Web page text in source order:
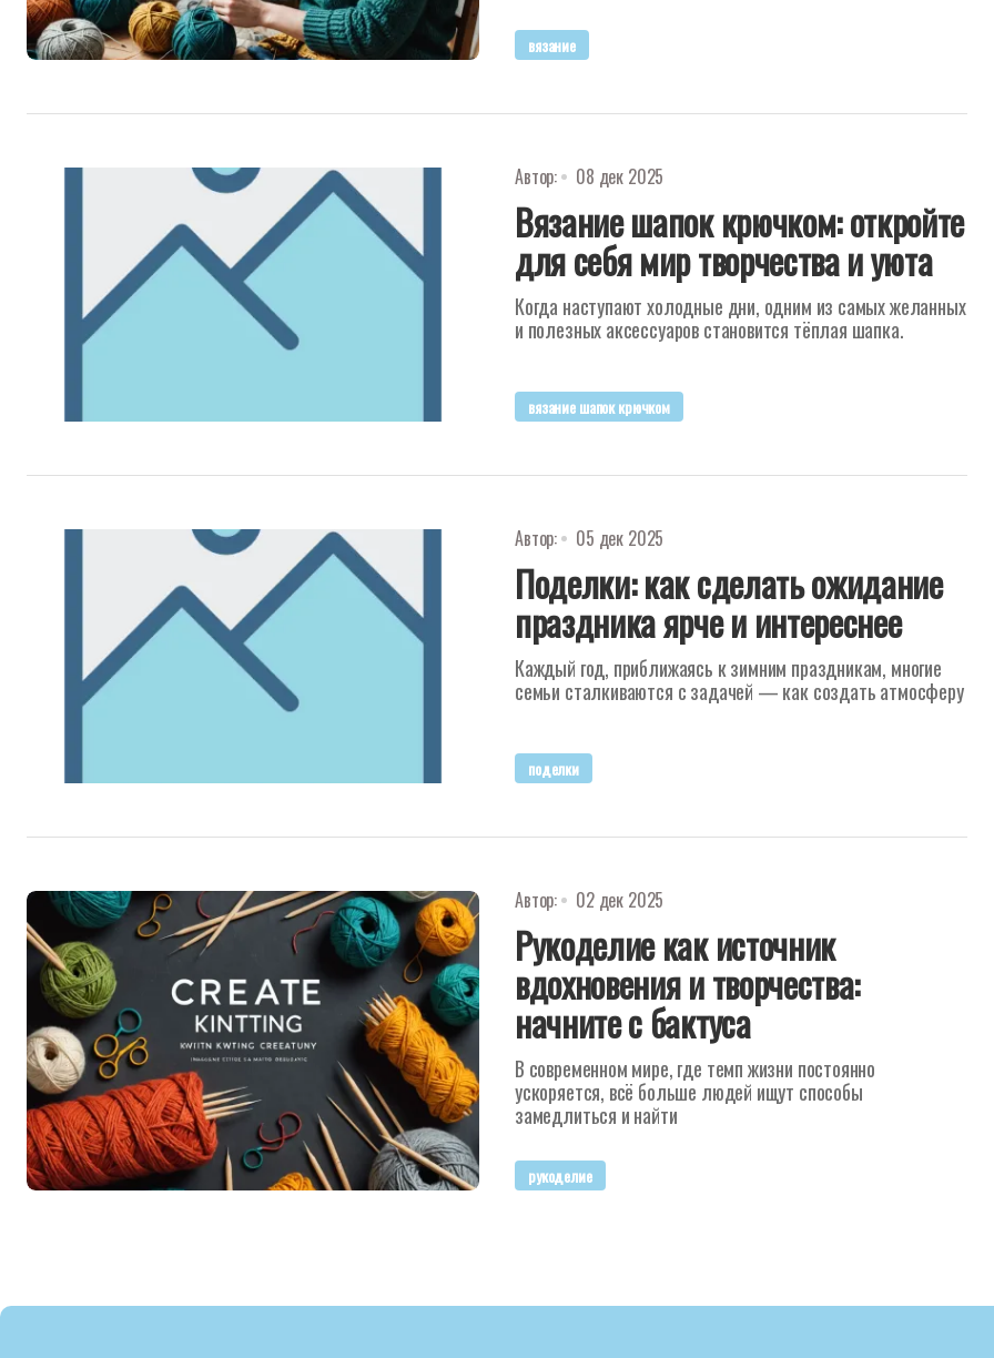
вязание
Автор: 08 дек 2025
Вязание шапок крючком: откройте
для себя мир творчества и уюта
Когда наступают холодные дни, одним из самых желанных
и полезных аксессуаров становится тёплая шапка.
вязание шапок крючком
Автор: 05 дек 2025
Поделки: как сделать ожидание
праздника ярче и интереснее
Каждый год, приближаясь к зимним праздникам, многие
семьи сталкиваются с задачей — как создать атмосферу
поделки
Автор: 02 дек 2025
Рукоделие как источник
вдохновения и творчества:
начните с бактуса
В современном мире, где темп жизни постоянно
ускоряется, всё больше людей ищут способы
замедлиться и найти
рукоделие